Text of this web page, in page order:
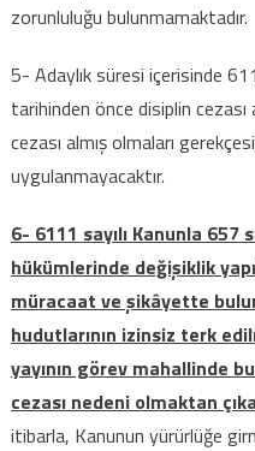
zorunluluğu bulunmamaktadır.
5- Adaylık süresi içerisinde
tarihinden önce disiplin cezası
cezası almış olmaları
uygulanmayacaktır.
6- 6111 sayılı Kanunla 657
hükümlerinde değişiklik
müracaat ve şikâyette
hudutlarının izinsiz terk
yayının görev mahallinde
cezası nedeni olmaktan
itibarla, Kanunun yürürlüğe